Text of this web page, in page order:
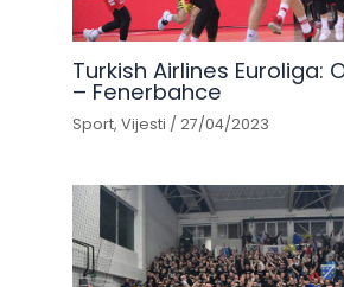
Turkish Airlines Euroliga:
– Fenerbahce
Sport,Vijesti /27/04/2023